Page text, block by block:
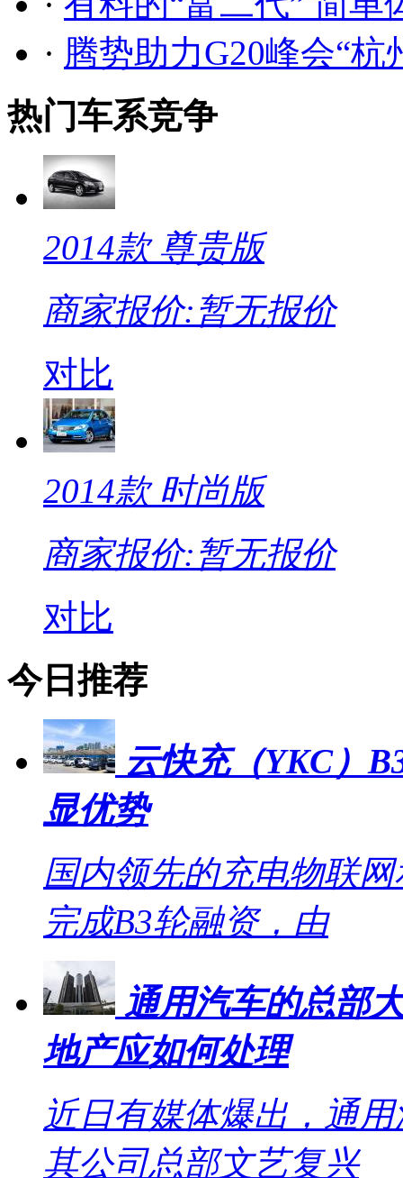
· 腾势助力G20峰会“杭
热门车系竞争
2014款 尊贵版
商家报价:暂无报价
对比
2014款 时尚版
商家报价:暂无报价
对比
今日推荐
云快充（YKC）
显优势
国内领先的充电物联
完成B3轮融资，由
通用汽车的总部
地产应如何处理
近日有媒体爆出，通
其公司总部文艺复兴